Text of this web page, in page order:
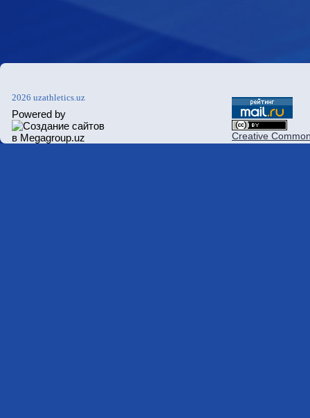
2026 uzathletics.uz
Powered by
Creative